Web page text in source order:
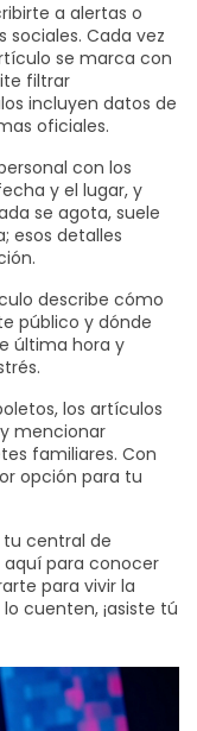
a alertas o
sociales. Cada vez
se marca con
filtrar
incluyen datos de
oficiales.
con los
y el lugar, y
se agota, suele
esos detalles
describe cómo
público y dónde
última hora y
los artículos
mencionar
familiares. Con
opción para tu
tu central de
para conocer
para vivir la
cuenten, ¡asiste tú